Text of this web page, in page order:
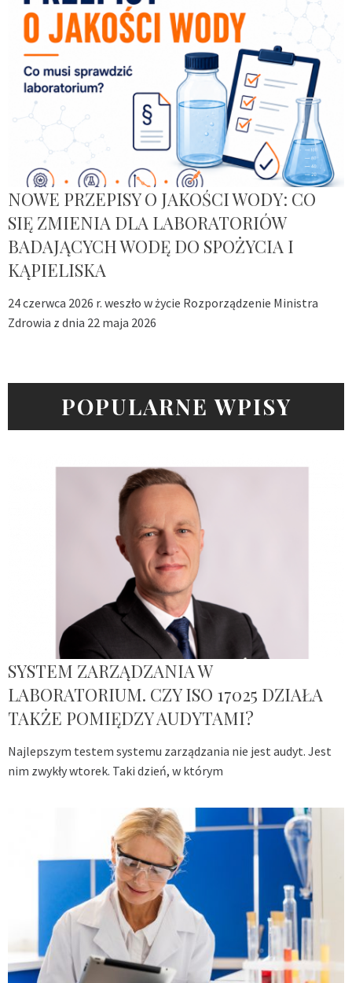
NOWE PRZEPISY O JAKOŚCI WODY: CO
SIĘ ZMIENIA DLA LABORATORIÓW
BADAJĄCYCH WODĘ DO SPOŻYCIA I
KĄPIELISKA
24 czerwca 2026 r. weszło w życie Rozporządzenie Ministra
Zdrowia z dnia 22 maja 2026
POPULARNE WPISY
SYSTEM ZARZĄDZANIA W
LABORATORIUM. CZY ISO 17025 DZIAŁA
TAKŻE POMIĘDZY AUDYTAMI?
Najlepszym testem systemu zarządzania nie jest audyt. Jest
nim zwykły wtorek. Taki dzień, w którym